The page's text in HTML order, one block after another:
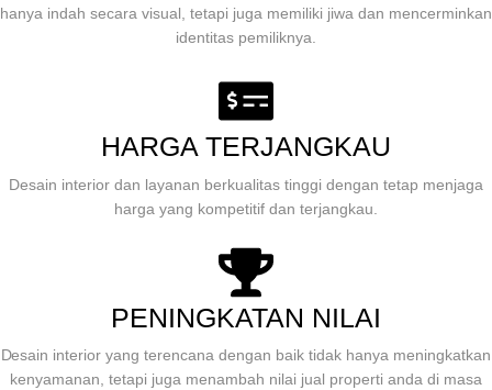
hanya indah secara visual, tetapi juga memiliki jiwa dan mencerminkan
identitas pemiliknya.
HARGA TERJANGKAU
Desain interior dan layanan berkualitas tinggi dengan tetap menjaga
harga yang kompetitif dan terjangkau.
PENINGKATAN NILAI
Desain interior yang terencana dengan baik tidak hanya meningkatkan
kenyamanan, tetapi juga menambah nilai jual properti anda di masa